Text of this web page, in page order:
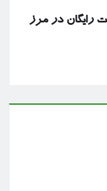
رایگان در مرز